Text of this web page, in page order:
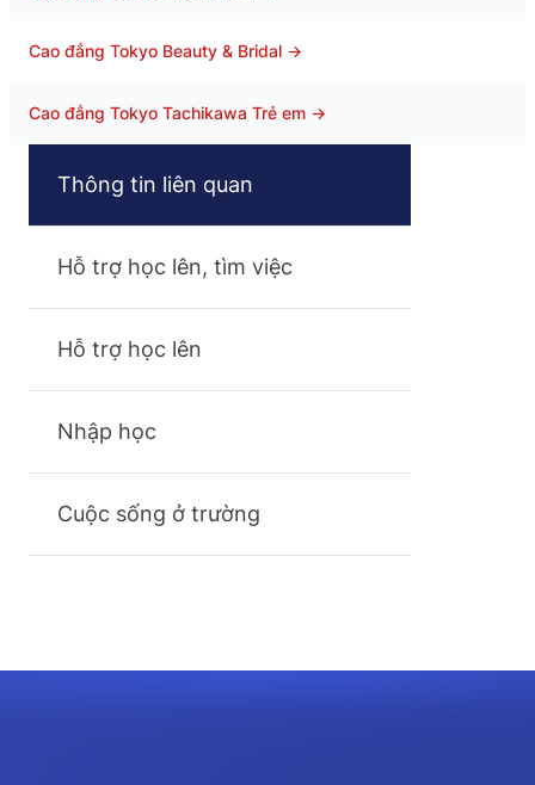
Cao đẳng Tokyo Beauty & Bridal →
Cao đẳng Tokyo Tachikawa Trẻ em →
Thông tin liên quan
Hỗ trợ học lên, tìm việc
Hỗ trợ học lên
Nhập học
Cuộc sống ở trường